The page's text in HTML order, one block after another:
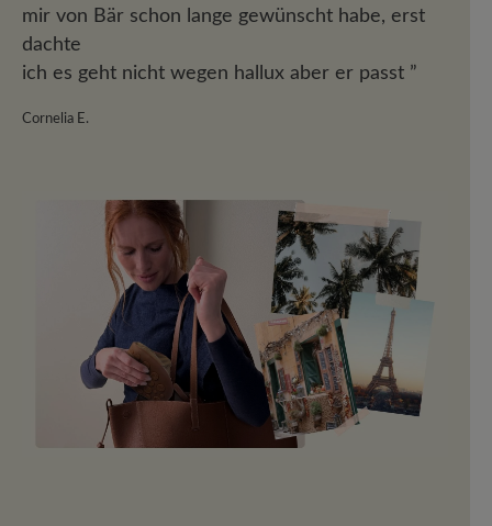
mir von Bär schon lange gewünscht habe, erst
dachte
ich es geht nicht wegen hallux aber er passt ”
Cornelia E.